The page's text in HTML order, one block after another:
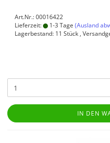
Art.Nr.: 00016422
Lieferzeit:
1-3 Tage (Ausland
Lagerbestand: 11 Stück ,
IN DEN